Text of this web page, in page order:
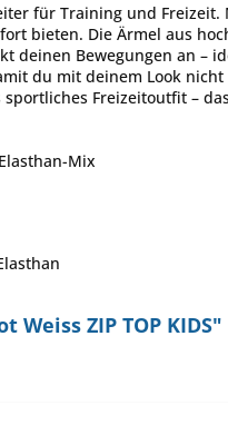
für Training und
bieten. Die Ärmel aus
deinen Bewegungen an –
du mit deinem Look
Freizeitoutfit –
Mix
ZIP TOP KIDS"